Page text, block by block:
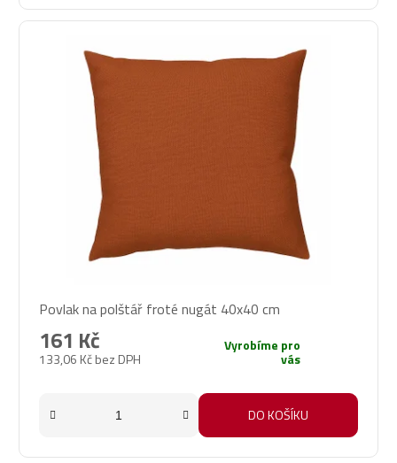
Povlak na polštář froté nugát 40x40 cm
133,06 Kč bez DPH
161 Kč Vyrobíme pro
vás
DO KOŠÍKU